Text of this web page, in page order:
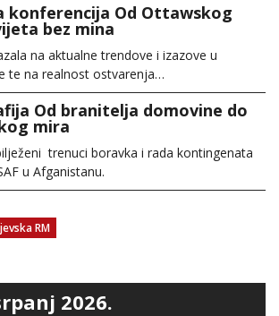
konferencija Od Ottawskog
bez mina
na aktualne trendove i izazove u
te na realnost ostvarenja…
Od branitelja domovine do
mira
trenuci boravka i rada kontingenata
u Afganistanu.
RM
2026.